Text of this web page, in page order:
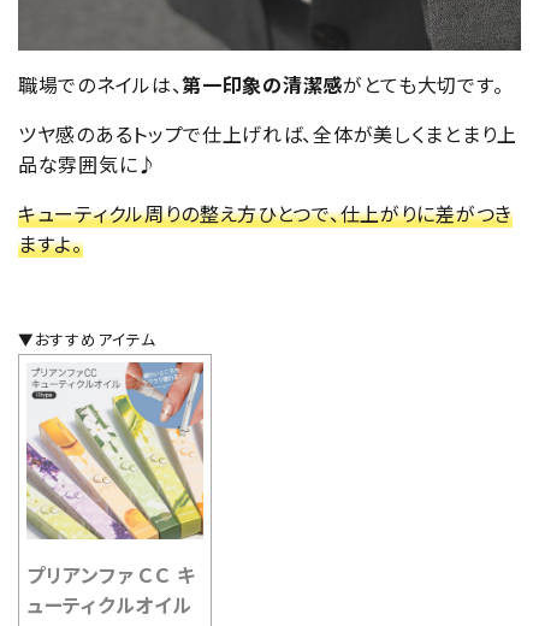
職場でのネイルは、第一印象の清潔感がとても大切です。
ツヤ感のあるトップで仕上げれば、全体が美しくまとまり上
品な雰囲気に♪
キューティクル周りの整え方ひとつで、仕上がりに差がつき
ますよ。
▼おすすめアイテム
プリアンファ ＣＣ キ
ューティクルオイル